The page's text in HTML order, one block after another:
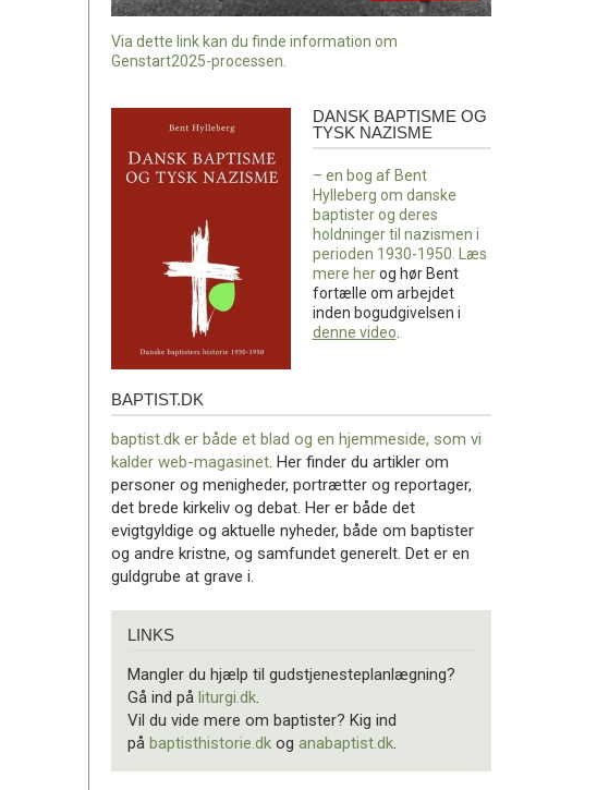
Via dette link kan du finde information om
Genstart2025-processen.
tysk
DANSK BAPTISME OG
TYSK NAZISME
– en bog af Bent
Hylleberg om danske
baptister og deres
holdninger til nazismen i
perioden 1930-1950. Læs
mere herog hør Bent
fortælle om arbejdet
inden bogudgivelsen i
denne video.
baptist.dk
BAPTIST.DK
baptist.dk er både et blad og en hjemmeside, som vi
kalder web-magasinet . Her finder du artikler om
personer og menigheder, portrætter og reportager,
det brede kirkeliv og debat. Her er både det
evigtgyldige og aktuelle nyheder, både om baptister
og andre kristne, og samfundet generelt. Det er en
guldgrube at grave i.
LINKS
Mangler du hjælp til gudstjenesteplanlægning?
Gå ind på liturgi.dk
Vil du vide mere om baptister? Kig ind
på baptisthistorie.dk og anabaptist.dk